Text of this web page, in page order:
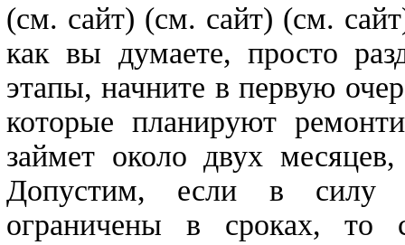
(см. сайт) (см. сайт) (см.
как вы думаете, просто
этапы, начните в первую
которые планируют
займет около двух
Допустим, если в силу
ограничены в сроках, то